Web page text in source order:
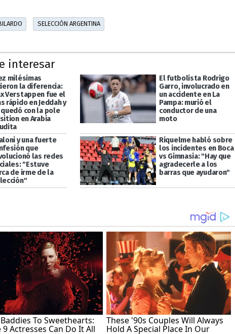
SELECCIÓN ARGENTINA
interesar
milésimas
la diferencia:
Verstappen fue el
rápido en Jeddah y
con la pole
en Arabia
El futbolista Rodrigo
Garro, involucrado en
un accidente en La
Pampa: murió el
conductor de una
moto
y una fuerte
que
las redes
"Estuve
de irme de la
Riquelme habló sobre
los incidentes en Boca
vs Gimnasia: "Hay que
agradecerle a los
barras que ayudaron"